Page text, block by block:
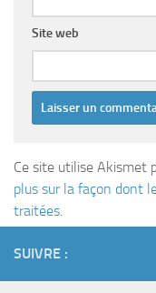
Site web
Ce site utilise Akismet
plus sur la façon dont
traitées.
SUIVRE :